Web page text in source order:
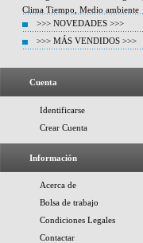
Clima Tiempo, Medio ambiente
>>> NOVEDADES >>>
>>> MÁS VENDIDOS >>>
Cuenta
Identificarse
Crear Cuenta
Información
Acerca de
Bolsa de trabajo
Condiciones Legales
Contactar